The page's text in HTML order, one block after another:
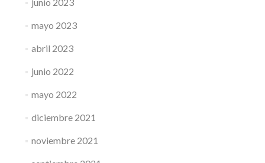
mayo 2023
abril 2023
junio 2022
mayo 2022
diciembre 2021
noviembre 2021